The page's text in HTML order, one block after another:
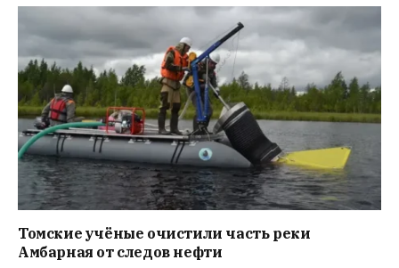
Томские учёные очистили часть реки
Амбарная от следов нефти